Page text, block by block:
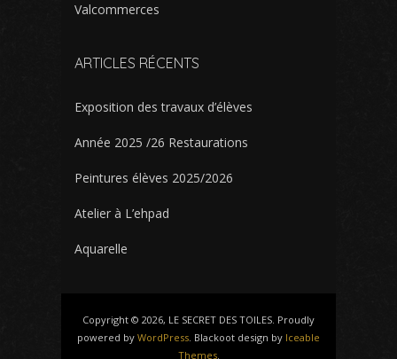
Valcommerces
ARTICLES RÉCENTS
Exposition des travaux d’élèves
Année 2025 /26 Restaurations
Peintures élèves 2025/2026
Atelier à L’ehpad
Aquarelle
Copyright © 2026, LE SECRET DES TOILES. Proudly
powered by WordPress. Blackoot design by Iceable
Themes.